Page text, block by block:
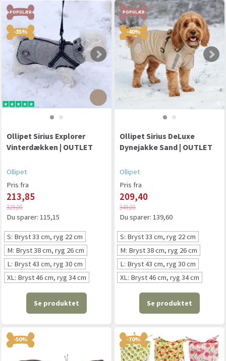
POPULÆR
-35%
Ollipet Sirius Explorer
Vinterdækken | OUTLET
Ollipet
Pris fra
213,85
329,00
Du sparer: 115,15
S: Bryst 33 cm, ryg 22 cm
M: Bryst 38 cm, ryg 26 cm
L: Bryst 43 cm, ryg 30 cm
XL: Bryst 46 cm, ryg 34 cm
Se produktet
POPULÆR
-40%
Ollipet Sirius DeLuxe
Dynejakke Sand | OUTLET
Ollipet
Pris fra
209,40
349,00
Du sparer: 139,60
S: Bryst 33 cm, ryg 22 cm
M: Bryst 38 cm, ryg 26 cm
L: Bryst 43 cm, ryg 30 cm
XL: Bryst 46 cm, ryg 34 cm
Se produktet
-50% -70%